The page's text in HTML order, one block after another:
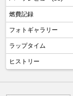
燃費記録
フォトギャラリー
ラップタイム
ヒストリー